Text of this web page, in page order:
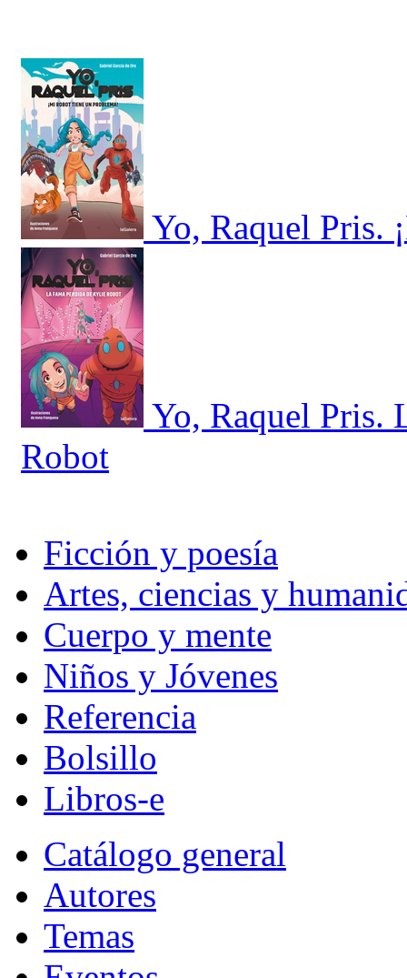
Yo, Raquel Pris.
Yo, Raquel Pris.
Robot
Ficción y poesía
Artes, ciencias y
Cuerpo y mente
Niños y Jóvenes
Referencia
Bolsillo
Libros-e
Catálogo general
Autores
Temas